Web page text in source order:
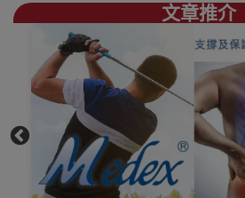
我們為香港
Medex代理經
銷商，部份產品
更設有樣板供試
用
歡迎到我們香港
陳列室專櫃直接
參觀選購
文章推介